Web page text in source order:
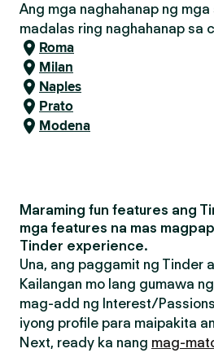
Ang mga naghahanap ng
madalas ring naghahanap sa
Roma
Milan
Naples
Prato
Modena
Maraming fun features ang
mga features na mas
Tinder experience.
Una, ang paggamit ng Tinder
Kailangan mo lang gumawa ng
mag-add ng Interest/
iyong profile para maipakita
Next, ready ka nang mag-